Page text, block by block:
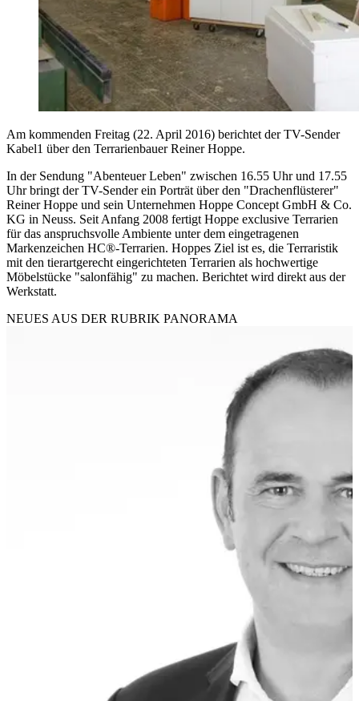
Am kommenden Freitag (22. April 2016) berichtet der TV-Sender
Kabel1 über den Terrarienbauer Reiner Hoppe.
In der Sendung "Abenteuer Leben" zwischen 16.55 Uhr und 17.55
Uhr bringt der TV-Sender ein Porträt über den "Drachenflüsterer"
Reiner Hoppe und sein Unternehmen Hoppe Concept GmbH & Co.
KG in Neuss. Seit Anfang 2008 fertigt Hoppe exclusive Terrarien
für das anspruchsvolle Ambiente unter dem eingetragenen
Markenzeichen HC®-Terrarien. Hoppes Ziel ist es, die Terraristik
mit den tierartgerecht eingerichteten Terrarien als hochwertige
Möbelstücke "salonfähig" zu machen. Berichtet wird direkt aus der
Werkstatt.
NEUES AUS DER RUBRIK PANORAMA